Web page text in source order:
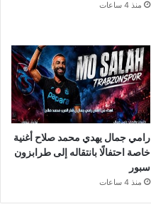
منذ 4 ساعات
رامي جمال يهدي محمد صلاح أغنية
خاصة احتفالًا بانتقاله إلى طرابزون
سبور
منذ 4 ساعات